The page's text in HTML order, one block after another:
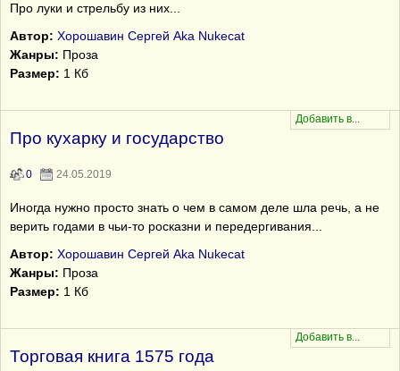
Про луки и стрельбу из них...
Автор: Хорошавин Сергей Aka Nukecat
Жанры: Проза
Размер: 1 Кб
Про кухарку и государство
0 24.05.2019
Иногда нужно просто знать о чем в самом деле шла речь, а не
верить годами в чьи-то росказни и передергивания...
Автор: Хорошавин Сергей Aka Nukecat
Жанры: Проза
Размер: 1 Кб
Торговая книга 1575 года